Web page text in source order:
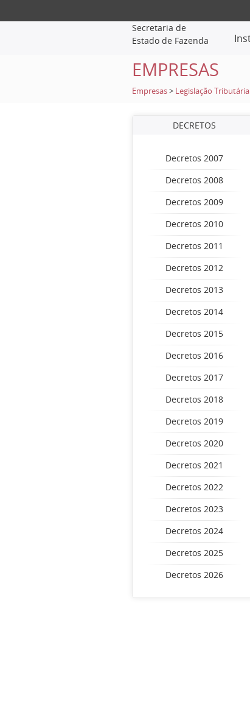
Secretaria de
Estado de Fazenda
EMPRESAS
Empresas > Legislação Tributária
DECRETOS
Decretos 2007
Decretos 2008
Decretos 2009
Decretos 2010
Decretos 2011
Decretos 2012
Decretos 2013
Decretos 2014
Decretos 2015
Decretos 2016
Decretos 2017
Decretos 2018
Decretos 2019
Decretos 2020
Decretos 2021
Decretos 2022
Decretos 2023
Decretos 2024
Decretos 2025
Decretos 2026